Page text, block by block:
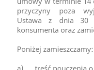
przyczyny poza
Ustawa z dnia 30
konsumenta oraz
Poniżej zamieszczamy: